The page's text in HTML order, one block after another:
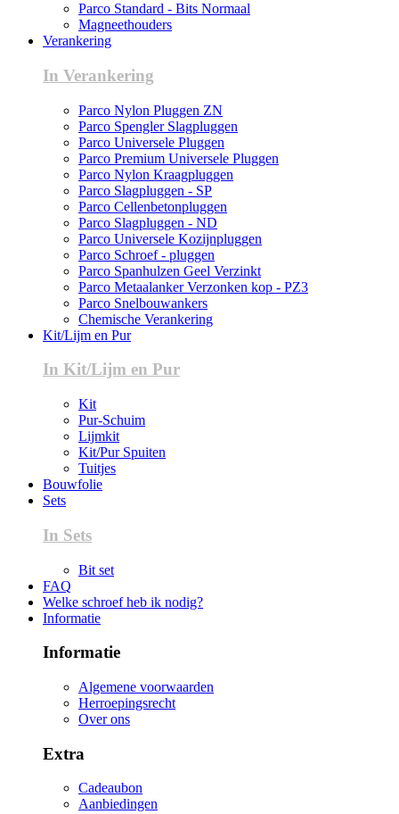
Parco Standard - Bits Normaal
Magneethouders
Verankering
In Verankering
Parco Nylon Pluggen ZN
Parco Spengler Slagpluggen
Parco Universele Pluggen
Parco Premium Universele Pluggen
Parco Nylon Kraagpluggen
Parco Slagpluggen - SP
Parco Cellenbetonpluggen
Parco Slagpluggen - ND
Parco Universele Kozijnpluggen
Parco Schroef - pluggen
Parco Spanhulzen Geel Verzinkt
Parco Metaalanker Verzonken kop - PZ3
Parco Snelbouwankers
Chemische Verankering
Kit/Lijm en Pur
In Kit/Lijm en Pur
Kit
Pur-Schuim
Lijmkit
Kit/Pur Spuiten
Tuitjes
Bouwfolie
Sets
In Sets
Bit set
FAQ
Welke schroef heb ik nodig?
Informatie
Informatie
Algemene voorwaarden
Herroepingsrecht
Over ons
Extra
Cadeaubon
Aanbiedingen